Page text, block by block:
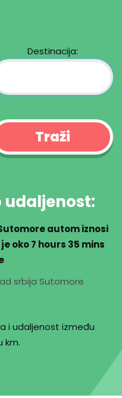
Destinacija:
udaljenost:
autom iznosi
oko7 hours 35 mins
srbija Sutomore
i udaljenost između
km.